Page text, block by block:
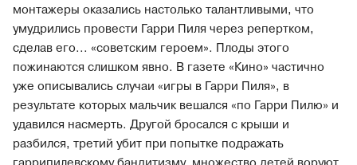
монтажеры оказались настолько талантливыми, что
умудрились провести Гарри Пиля через репертком,
сделав его... «советским героем». Плоды этого
пожинаются слишком явно. В газете «Кино» частично
уже описывались случаи «игры в Гарри Пиля», в
результате которых мальчик вешался «по Гарри Пилю» и
удавился насмерть. Другой бросался с крыши и
разбился, третий убит при попытке подражать